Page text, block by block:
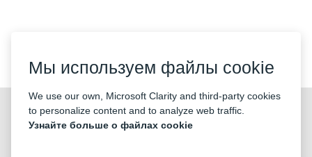
©2026 «KONTRAMARKA OÜ» Все права защищены
Мы используем файлы cookie
We use our own, Microsoft Clarity and third-party cookies
to personalize content and to analyze web traffic.
Узнайте больше о файлах cookie